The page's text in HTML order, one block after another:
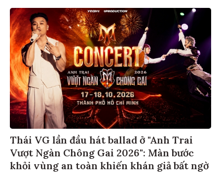
Thái VG lần đầu hát ballad ở "Anh Trai
Vượt Ngàn Chông Gai 2026": Màn bước
khỏi vùng an toàn khiến khán giả bất ngờ